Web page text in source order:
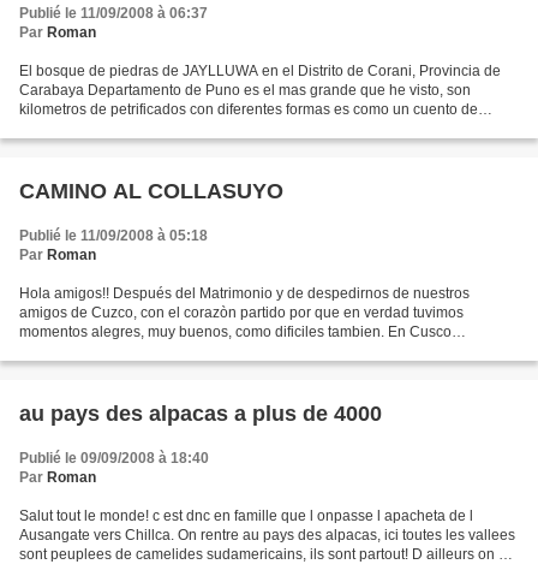
Publié le 11/09/2008 à 06:37
Par Roman
El bosque de piedras de JAYLLUWA en el Distrito de Corani, Provincia de
Carabaya Departamento de Puno es el mas grande que he visto, son
kilometros de petrificados con diferentes formas es como un cuento de
CAMINO AL COLLASUYO
Publié le 11/09/2008 à 05:18
Par Roman
Hola amigos!! Después del Matrimonio y de despedirnos de nuestros
amigos de Cuzco, con el corazòn partido por que en verdad tuvimos
momentos alegres, muy buenos, como dificiles tambien. En Cusco
au pays des alpacas a plus de 4000
Publié le 09/09/2008 à 18:40
Par Roman
Salut tout le monde! c est dnc en famille que l onpasse l apacheta de l
Ausangate vers Chillca. On rentre au pays des alpacas, ici toutes les vallees
sont peuplees de camelides sudamericains, ils sont partout! D ailleurs on est